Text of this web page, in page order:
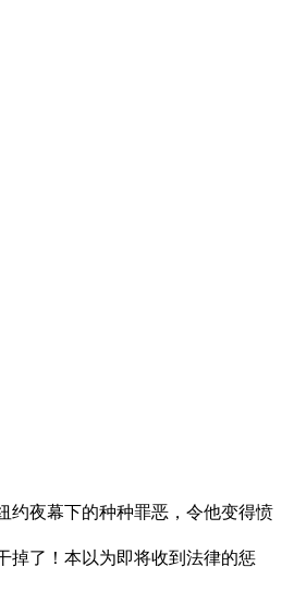
夜幕下的种种罪恶，令他变得愤
掉了！本以为即将收到法律的惩